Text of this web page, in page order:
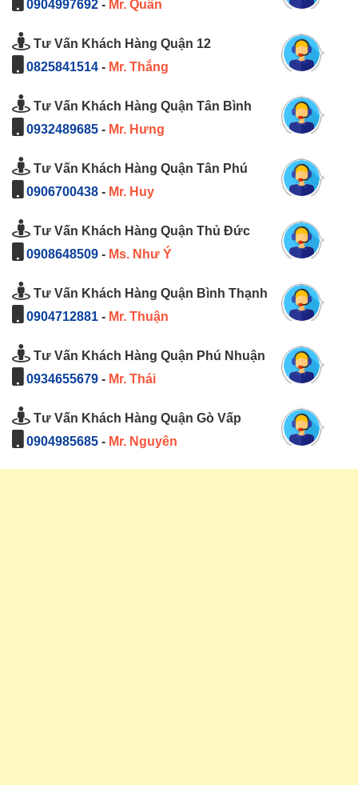
0904997692 - Mr. Quân
Tư Vấn Khách Hàng Quận 12
0825841514 - Mr. Thắng
Tư Vấn Khách Hàng Quận Tân Bình
0932489685 - Mr. Hưng
Tư Vấn Khách Hàng Quận Tân Phú
0906700438 - Mr. Huy
Tư Vấn Khách Hàng Quận Thủ Đức
0908648509 - Ms. Như Ý
Tư Vấn Khách Hàng Quận Bình Thạnh
0904712881 - Mr. Thuận
Tư Vấn Khách Hàng Quận Phú Nhuận
0934655679 - Mr. Thái
Tư Vấn Khách Hàng Quận Gò Vấp
0904985685 - Mr. Nguyên